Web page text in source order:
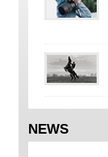
NEWS